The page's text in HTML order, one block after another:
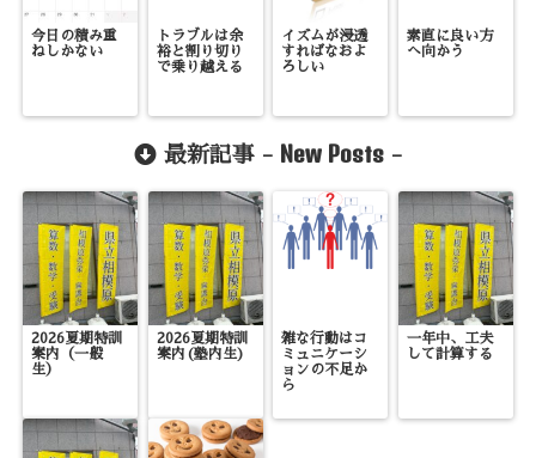
今日の積み重
ねしかない
トラブルは余
裕と割り切り
で乗り越える
イズムが浸透
すればなおよ
ろしい
素直に良い方
へ向かう
最新記事 - New Posts -
2026夏期特訓
案内（一般
生）
2026夏期特訓
案内(塾内生)
雑な行動はコ
ミュニケーシ
ョンの不足か
ら
一年中、工夫
して計算する